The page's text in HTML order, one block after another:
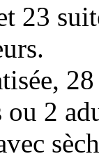
23
ou 2